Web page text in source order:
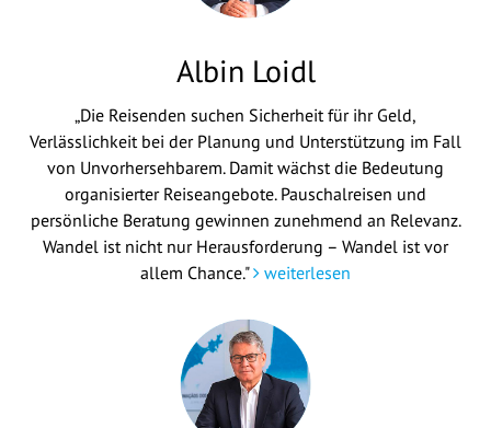
Albin Loidl
„Die Reisenden suchen Sicherheit für ihr Geld,
Verlässlichkeit bei der Planung und Unterstützung im Fall
von Unvorhersehbarem. Damit wächst die Bedeutung
organisierter Reiseangebote. Pauschalreisen und
persönliche Beratung gewinnen zunehmend an Relevanz.
Wandel ist nicht nur Herausforderung – Wandel ist vor
allem Chance."
weiterlesen